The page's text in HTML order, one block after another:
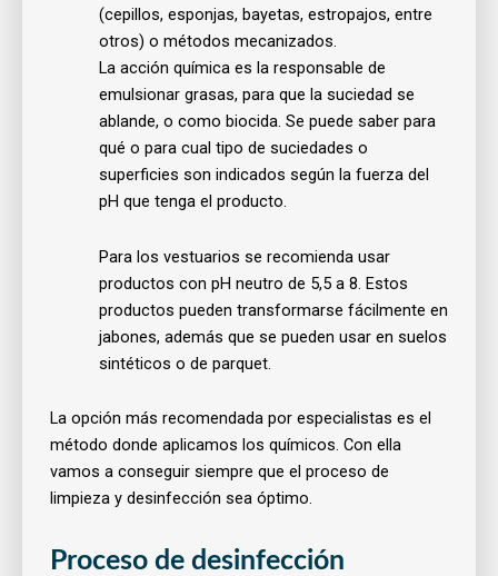
(cepillos, esponjas, bayetas, estropajos, entre
otros) o métodos mecanizados.
La acción química es la responsable de
emulsionar grasas, para que la suciedad se
ablande, o como biocida. Se puede saber para
qué o para cual tipo de suciedades o
superficies son indicados según la fuerza del
pH que tenga el producto.
Para los vestuarios se recomienda usar
productos con pH neutro de 5,5 a 8 . Estos
productos pueden transformarse fácilmente en
jabones, además que se pueden usar en suelos
sintéticos o de parquet.
La opción más recomendada por especialistas es el
método donde aplicamos los químicos. Con ella
vamos a conseguir siempre que el proceso de
limpieza y desinfección sea óptimo.
Proceso de desinfección